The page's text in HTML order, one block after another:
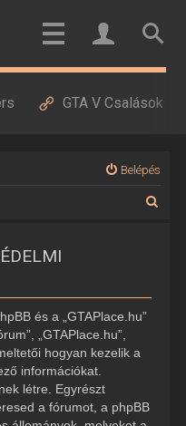
GTA V Csalások
Belépés
és a „GTAPlace.hu”
„GTAPlace.hu”,
hogyan kezelik a
információkat.
létre. Egyrészt
a fórumot, a phpBB